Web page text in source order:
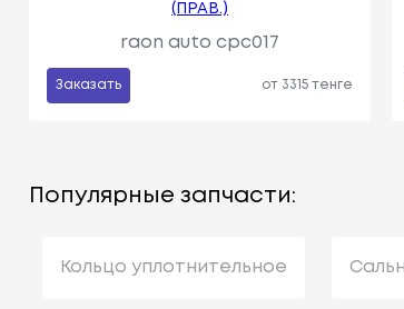
(ПРАВ.)
raon auto cpc017
Заказать от 3315 тенге
Популярные запчасти:
Кольцо уплотнительное